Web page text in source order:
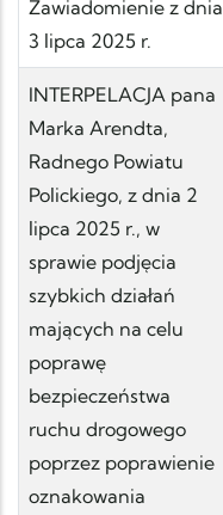
Zawiadomienie z dnia
3 lipca 2025 r.
INTERPELACJA pana
Marka Arendta,
Radnego Powiatu
Polickiego, z dnia 2
lipca 2025 r., w
sprawie podjęcia
szybkich działań
mających na celu
poprawę
bezpieczeństwa
ruchu drogowego
poprzez poprawienie
oznakowania